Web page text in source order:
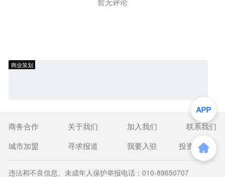
商业策划
商务合作 关于我们 加入我们
联系我们
城市加盟
寻求报道 我要入驻 投资者关系
违法和不良信息、未成年人保护举报电话：010-89650707